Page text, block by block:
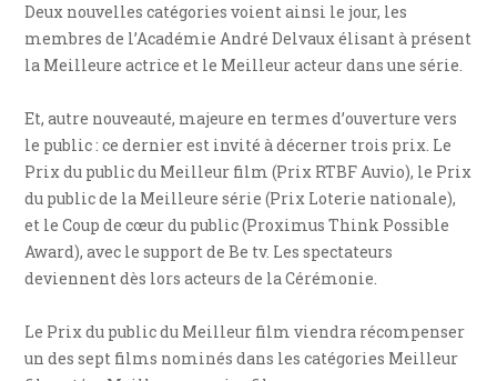
Deux nouvelles catégories voient ainsi le jour, les
membres de l’Académie André Delvaux élisant à présent
la Meilleure actrice et le Meilleur acteur dans une série.
Et, autre nouveauté, majeure en termes d’ouverture vers
le public : ce dernier est invité à décerner trois prix. Le
Prix du public du Meilleur film (Prix RTBF Auvio), le Prix
du public de la Meilleure série (Prix Loterie nationale),
et le Coup de cœur du public (Proximus Think Possible
Award), avec le support de Be tv. Les spectateurs
deviennent dès lors acteurs de la Cérémonie.
Le Prix du public du Meilleur film viendra récompenser
un des sept films nominés dans les catégories Meilleur